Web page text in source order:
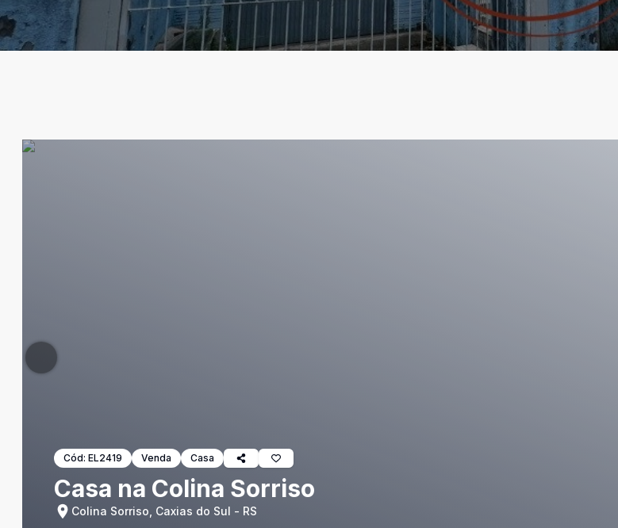
Cód: EL2419 Venda Casa
Casa na Colina Sorriso
Colina Sorriso, Caxias do Sul - RS